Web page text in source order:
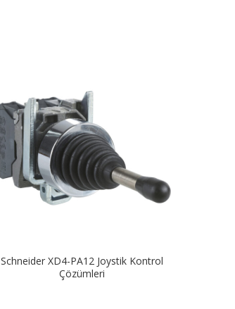
Schneider XD4-PA12 Joystik Kontrol
Çözümleri